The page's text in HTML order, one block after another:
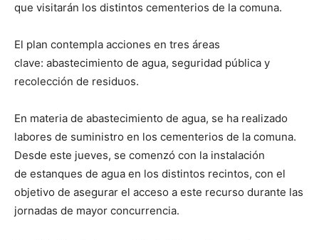
que visitarán los distintos cementerios de la comuna.
El plan contempla acciones en tres áreas
clave: abastecimiento de agua, seguridad pública y
recolección de residuos.
En materia de abastecimiento de agua, se ha realizado
labores de suministro en los cementerios de la comuna.
Desde este jueves, se comenzó con la instalación
de estanques de agua en los distintos recintos, con el
objetivo de asegurar el acceso a este recurso durante las
jornadas de mayor concurrencia.